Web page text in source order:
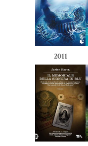
2011